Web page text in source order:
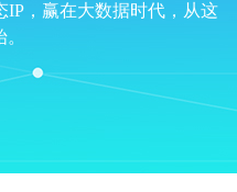
IP，赢在大数据时代，从这